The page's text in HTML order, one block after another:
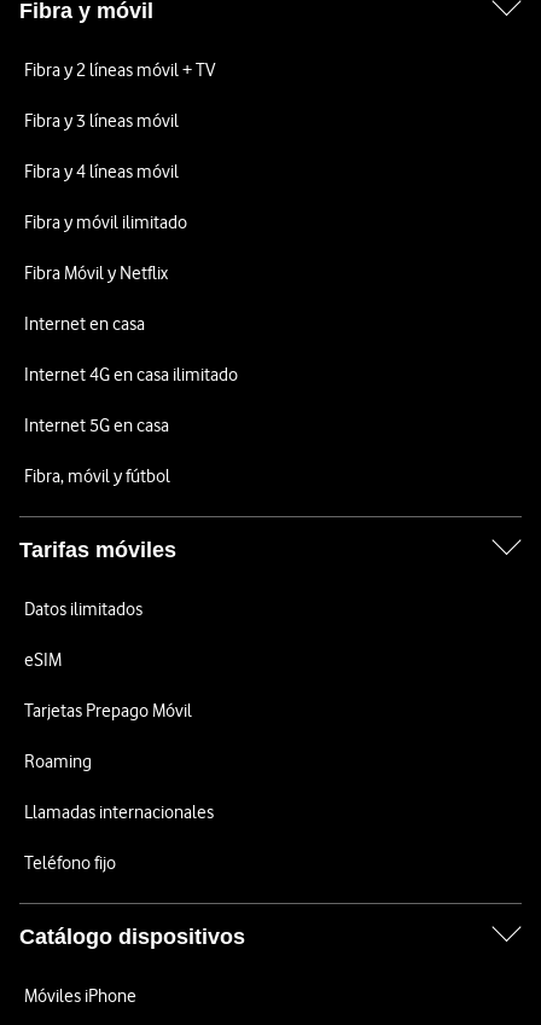
Fibra y móvil
Fibra y 2 líneas móvil + TV
Fibra y 3 líneas móvil
Fibra y 4 líneas móvil
Fibra y móvil ilimitado
Fibra Móvil y Netflix
Internet en casa
Internet 4G en casa ilimitado
Internet 5G en casa
Fibra, móvil y fútbol
Tarifas móviles
Datos ilimitados
eSIM
Tarjetas Prepago Móvil
Roaming
Llamadas internacionales
Teléfono fijo
Catálogo dispositivos
Móviles iPhone